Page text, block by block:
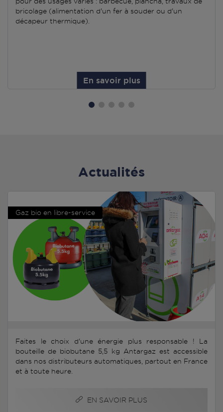
bricolage (alimentation d'un fer à souder ou d'un
décapeur thermique).
En savoir plus
Actualités
Gaz bio en libre-service
Faites le choix d'une énergie plus responsable ! La
bouteille de biobutane 5,5 kg Antargaz est accessible
dans nos distributeurs automatiques, partout en France
et à toute heure.
EN SAVOIR PLUS